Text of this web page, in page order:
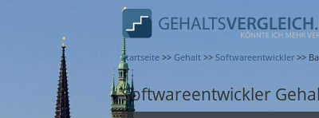
Startseite >> Gehalt >> Softwareentwickler >>
Softwareentwickler